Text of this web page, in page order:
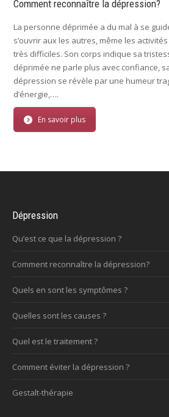
Comment reconnaître la dépression?
La personne déprimée a du mal à se
s’ouvrir aux les autres, même les
très difficiles. Son corps indique sa
déprimée ne parle plus avec confiance,
dépression se révèle par une humeur
d’énergie,….
En savoir plus
Dépression
Qu’est ce que la dépression ?
Comment reconnaître la dépression?
Quels en sont les symptômes ?
Quelles sont les causes ?
Quel est le traitement ?
Comment éviter la dépression ?
Gestalt-thérapie